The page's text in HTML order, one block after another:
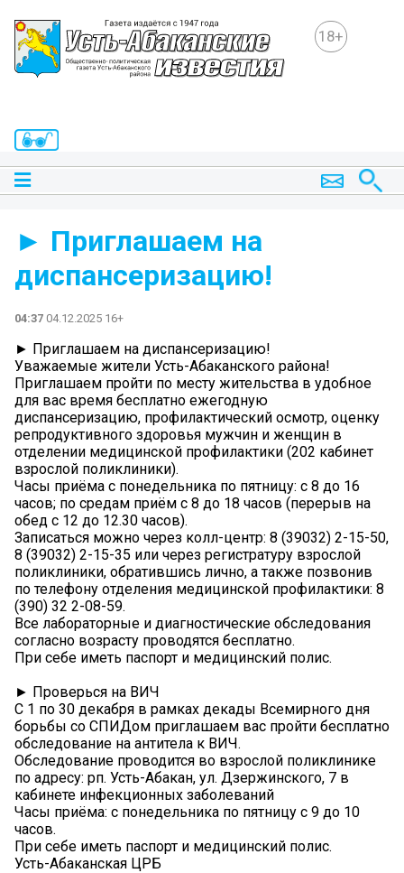
18+
► Приглашаем на
диспансеризацию!
04:37 04.12.2025 16+
► Приглашаем на диспансеризацию!
Уважаемые жители Усть-Абаканского района!
Приглашаем пройти по месту жительства в удобное
для вас время бесплатно ежегодную
диспансеризацию, профилактический осмотр, оценку
репродуктивного здоровья мужчин и женщин в
отделении медицинской профилактики (202 кабинет
взрослой поликлиники).
Часы приёма с понедельника по пятницу: с 8 до 16
часов; по средам приём с 8 до 18 часов (перерыв на
обед с 12 до 12.30 часов).
Записаться можно через колл-центр: 8 (39032) 2-15-50,
8 (39032) 2-15-35 или через регистратуру взрослой
поликлиники, обратившись лично, а также позвонив
по телефону отделения медицинской профилактики: 8
(390) 32 2-08-59.
Все лабораторные и диагностические обследования
согласно возрасту проводятся бесплатно.
При себе иметь паспорт и медицинский полис.
► Проверься на ВИЧ
С 1 по 30 декабря в рамках декады Всемирного дня
борьбы со СПИДом приглашаем вас пройти бесплатно
обследование на антитела к ВИЧ.
Обследование проводится во взрослой поликлинике
по адресу: рп. Усть-Абакан, ул. Дзержинского, 7 в
кабинете инфекционных заболеваний
Часы приёма: с понедельника по пятницу с 9 до 10
часов.
При себе иметь паспорт и медицинский полис.
Усть-Абаканская ЦРБ